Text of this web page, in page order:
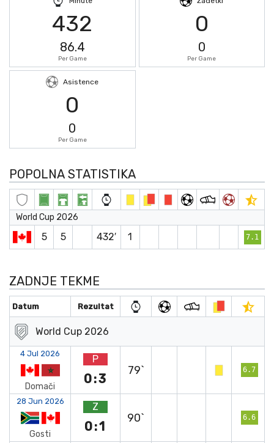
432
86.4
Per Game
0
0
Per Game
Asistence
0
0
Per Game
POPOLNA STATISTIKA
World Cup 2026
5 5 432′ 1 7.1
ZADNJE TEKME
Datum Rezultat
World Cup 2026
4 Jul 2026
Domači
P
0:3
79` 6.7
28 Jun 2026
Gosti
Z
0:1
90` 6.6